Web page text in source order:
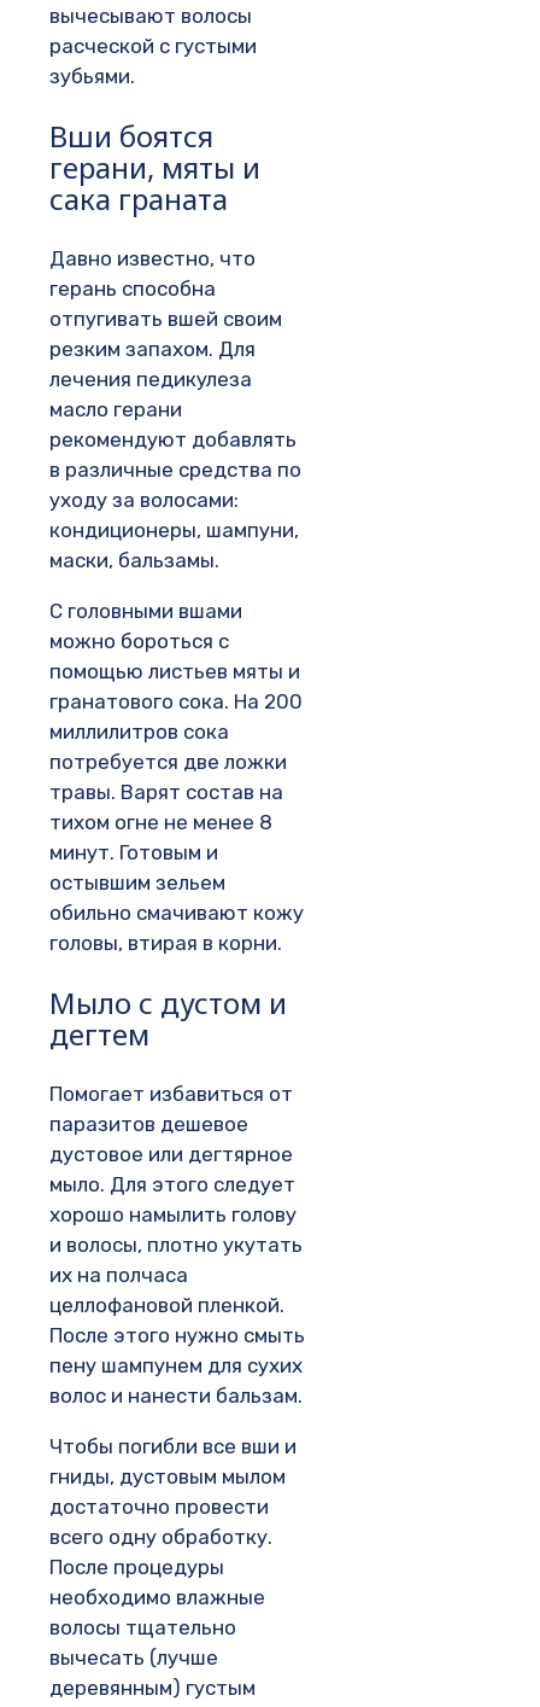
вычесывают волосы
расческой с густыми
зубьями.
Вши боятся
герани, мяты и
сака граната
Давно известно, что
герань способна
отпугивать вшей своим
резким запахом. Для
лечения педикулеза
масло герани
рекомендуют добавлять
в различные средства по
уходу за волосами:
кондиционеры, шампуни,
маски, бальзамы.
С головными вшами
можно бороться с
помощью листьев мяты и
гранатового сока. На 200
миллилитров сока
потребуется две ложки
травы. Варят состав на
тихом огне не менее 8
минут. Готовым и
остывшим зельем
обильно смачивают кожу
головы, втирая в корни.
Мыло с дустом и
дегтем
Помогает избавиться от
паразитов дешевое
дустовое или дегтярное
мыло. Для этого следует
хорошо намылить голову
и волосы, плотно укутать
их на полчаса
целлофановой пленкой.
После этого нужно смыть
пену шампунем для сухих
волос и нанести бальзам.
Чтобы погибли все вши и
гниды, дустовым мылом
достаточно провести
всего одну обработку.
После процедуры
необходимо влажные
волосы тщательно
вычесать (лучше
деревянным) густым